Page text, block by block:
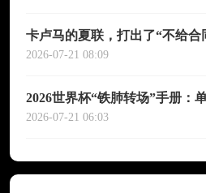
卡卢马的夏联，打出了“不给合
数据
2026-07-21 08:09
2026世界杯“铁肺转场”手册：
限跨城生存法则
2026-07-21 06:03